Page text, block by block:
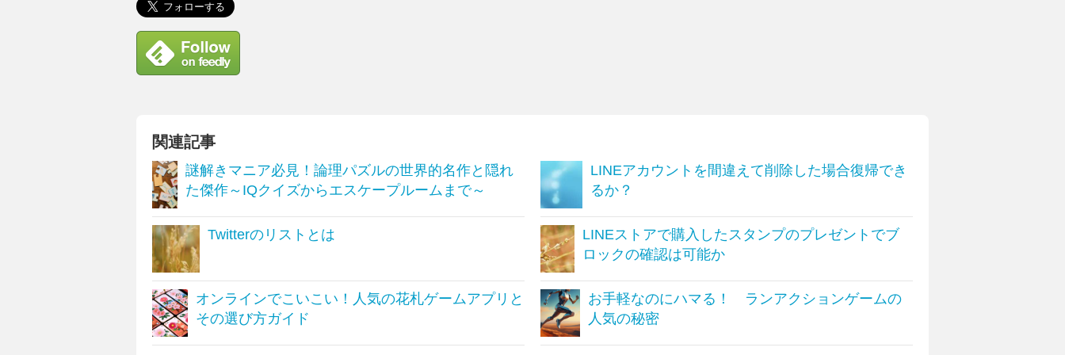
関連記事
謎解きマニア必見！論理パズルの世界的名作と隠れ
た傑作～IQクイズからエスケープルームまで～
LINEアカウントを間違えて削除した場合復帰でき
るか？
Twitterのリストとは
LINEストアで購入したスタンプのプレゼントでブ
ロックの確認は可能か
オンラインでこいこい！人気の花札ゲームアプリと
その選び方ガイド
お手軽なのにハマる！ ランアクションゲームの
人気の秘密